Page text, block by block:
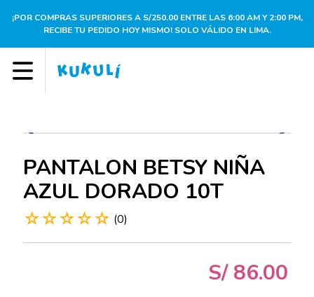
¡POR COMPRAS SUPERIORES A S/250.00 ENTRE LAS 6:00 AM Y 2:00 PM,
RECIBE TU PEDIDO HOY MISMO! SOLO VÁLIDO EN LIMA.
PANTALON BETSY NIÑA
AZUL DORADO 10T
☆☆☆☆☆ (0)
S/ 86.00